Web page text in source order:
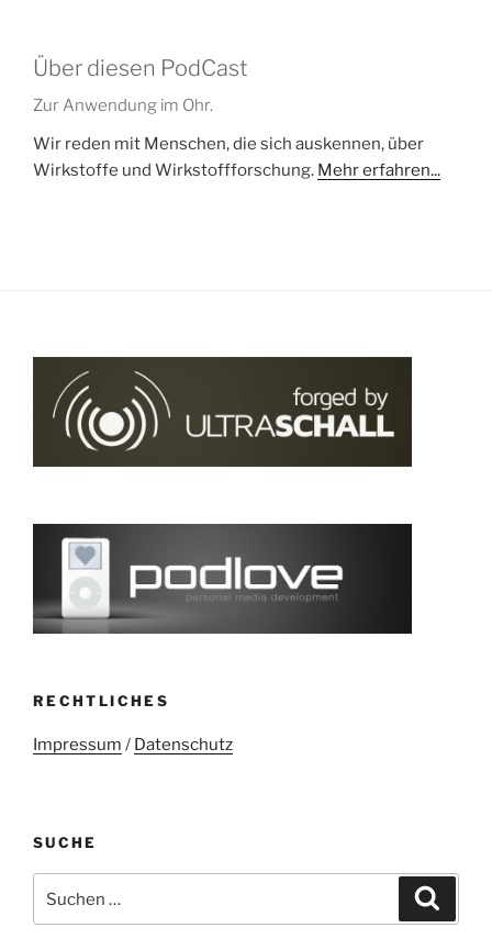
Über diesen PodCast
Zur Anwendung im Ohr.
Wir reden mit Menschen, die sich auskennen, über
Wirkstoffe und Wirkstoffforschung. Mehr erfahren...
RECHTLICHES
Impressum / Datenschutz
SUCHE
nach: